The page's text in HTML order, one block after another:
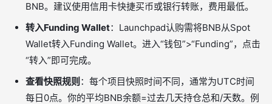
BNB。建议使用信用卡快捷买币或银行转账，费用最低。
转入Funding Wallet：Launchpad认购需将BNB从Spot
Wallet转入Funding Wallet。进入“钱包”>“Funding”，点击
“转入”即可完成。
查看快照规则 ：每个项目快照时间不同，通常为UTC时间
每日0点。你的平均BNB余额=过去几天持仓总和/天数。例